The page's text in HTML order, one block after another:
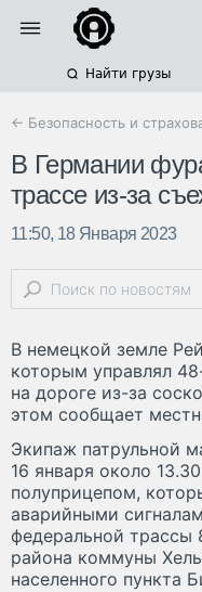
Найти грузы
← Безопасность и
В Германии
трассе из-за
11:50, 18 Января 2023
В немецкой земле
которым управлял
на дороге из-за
этом сообщает
Экипаж патрульной
16 января около
полуприцепом,
аварийными
федеральной трассы
района коммуны
населенного пункта